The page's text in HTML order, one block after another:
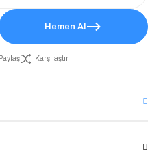
Hemen Al
Paylaş Karşılaştır